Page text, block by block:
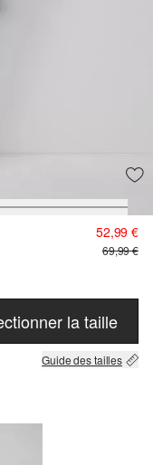
52,99 €
69,99 €
la taille
Guide des tailles